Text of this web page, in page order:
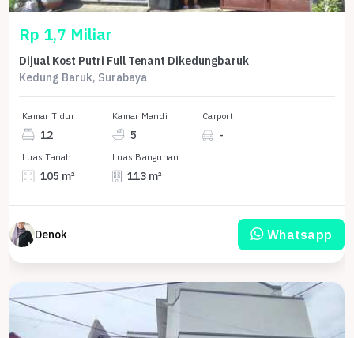
Rp 1,7 Miliar
Dijual Kost Putri Full Tenant Dikedungbaruk
Kedung Baruk, Surabaya
Kamar Tidur
12
Kamar Mandi
5
Carport
-
Luas Tanah
105 m²
Luas Bangunan
113 m²
Denok Whatsapp